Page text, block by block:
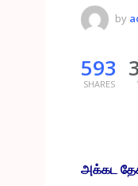
by
593
SHARES
அக்கட